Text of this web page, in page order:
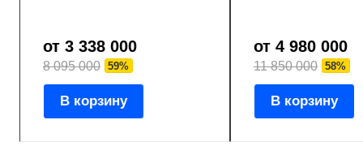
от 3 338 000
8 095 000 59%
В корзину
от 4 980 000
11 850 000 58%
В корзину